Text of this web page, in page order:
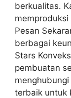
berkualitas.
Pesan
berbagai
Stars
pembuatan
terbaik untuk